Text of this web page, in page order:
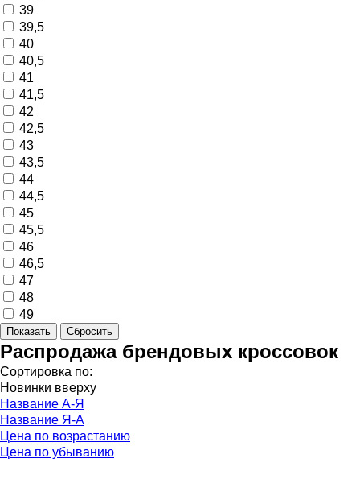
39
39,5
40
40,5
41
41,5
42
42,5
43
43,5
44
44,5
45
45,5
46
46,5
47
48
49
Распродажа брендовых кроссовок
Сортировка по:
Новинки вверху
Название А-Я
Название Я-А
Цена по возрастанию
Цена по убыванию